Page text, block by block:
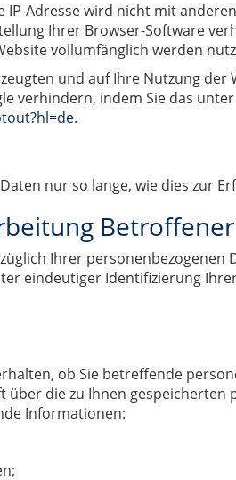
Adresse wird nicht mit
Ihrer Browser-Software
vollumfänglich werden
und auf Ihre Nutzung der
verhindern, indem Sie das
.
nur so lange, wie dies zur
Betroffener
Ihrer personenbezogenen
eindeutiger Identifizierung
ob Sie betreffende
über die zu Ihnen
Informationen: